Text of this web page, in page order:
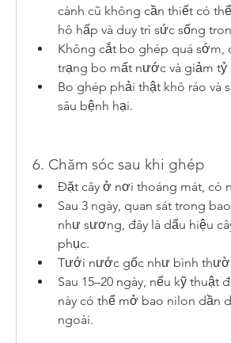
cành cũ không cần thiết có
hô hấp và duy trì sức sống
Không cắt bo ghép quá sớm,
trạng bo mất nước và giảm tỷ
Bo ghép phải thật khô ráo và
sâu bệnh hại.
6. Chăm sóc sau khi ghép
Đặt cây ở nơi thoáng mát, có
Sau 3 ngày, quan sát trong
như sương, đây là dấu hiệu
phục.
Tưới nước gốc như bình
Sau 15–20 ngày, nếu kỹ thuật
này có thể mở bao nilon dần
ngoài.